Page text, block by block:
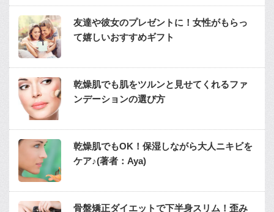
友達や彼女のプレゼントに！女性がもらっ
て嬉しいおすすめギフト
乾燥肌でも肌をツルンと見せてくれるファ
ンデーションの選び方
乾燥肌でもOK！保湿しながら大人ニキビを
ケア♪(著者：Aya)
骨盤矯正ダイエットで下半身スリム！歪み